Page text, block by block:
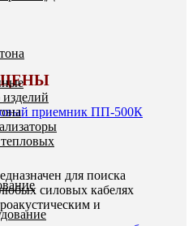
приемник ПП-500К
для поиска
силовых кабелях
и